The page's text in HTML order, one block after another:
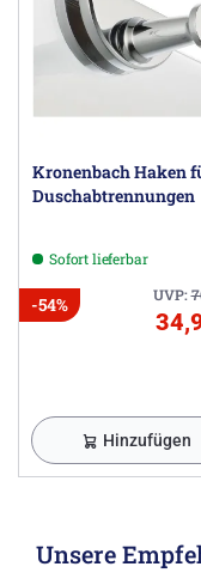
Kronenbach Haken
Duschabtrennungen
Sofort lieferbar
UVP:
-54%
Hinzufügen
Unsere